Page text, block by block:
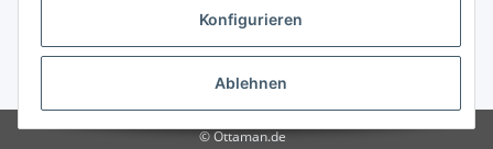
* Alle Preise inkl. gesetzlicher USt., zzgl.Versand
© Ottaman.de
Konfigurieren
Ablehnen